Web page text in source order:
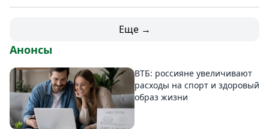
Еще →
Анонсы
ВТБ: россияне увеличивают
расходы на спорт и здоровый
образ жизни